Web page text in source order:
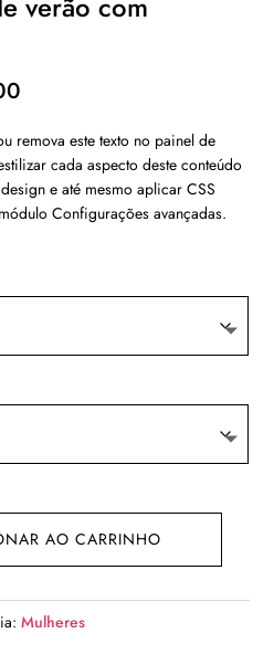
preço:
R$ 59,00
através
remova este texto no painel de
cada aspecto deste conteúdo
e até mesmo aplicar CSS
Configurações avançadas.
AO CARRINHO
Mulheres